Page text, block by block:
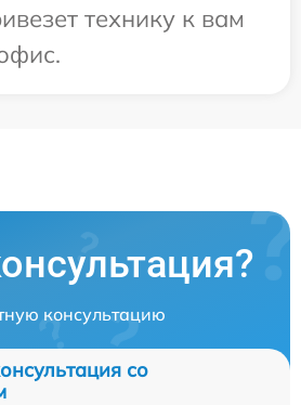
технику к вам
консультацию
со